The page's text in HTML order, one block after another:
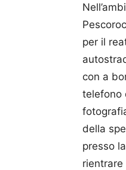
per il
con a
telefono
della
presso
rientrare